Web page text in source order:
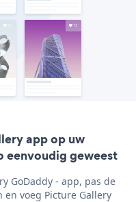
app op uw
eenvoudig geweest
GoDaddy - app, pas de
voeg Picture Gallery